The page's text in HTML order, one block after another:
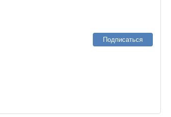
Подписаться